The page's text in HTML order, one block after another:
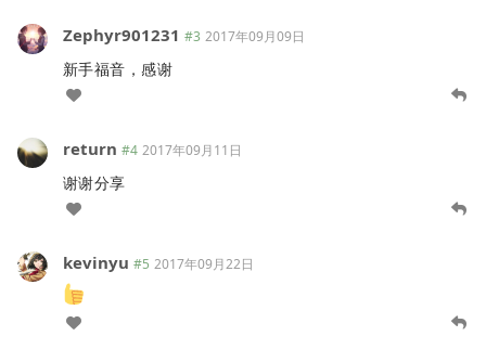
Zephyr901231 #3 2017年09月09日
新手福音，感谢
return #4 2017年09月11日
谢谢分享
kevinyu #5 2017年09月22日